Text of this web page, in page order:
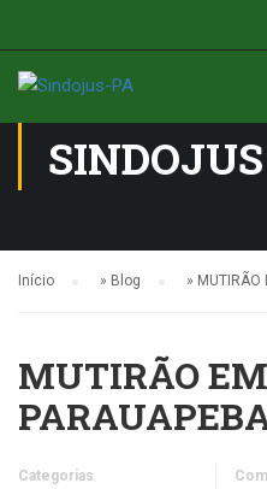
NOTÍCIAS
SINDOJUS
Início » Blog » MUTIRÃO
MUTIRÃO EM
Categorias